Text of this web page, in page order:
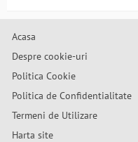
Acasa
Despre cookie-uri
Politica Cookie
Politica de Confidentialitate
Termeni de Utilizare
Harta site